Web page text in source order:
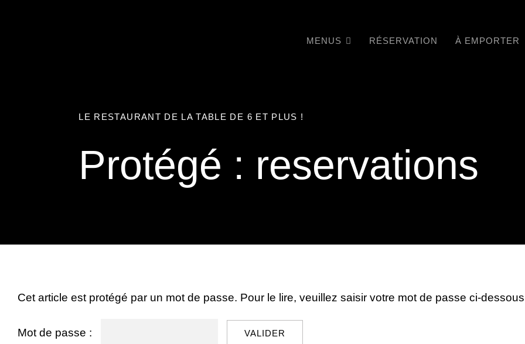
MENUS RÉSERVATION À EMPORTER
LE RESTAURANT DE LA TABLE DE 6 ET PLUS !
Protégé : reservations
Cet article est protégé par un mot de passe. Pour le lire, veuillez saisir votre mot de passe ci-
Mot de passe :